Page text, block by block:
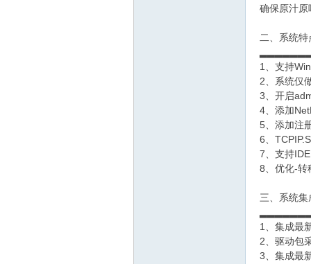
确保原汁原
二、系统特
1、支持
2、系统仅
3、开启
4、添加
5、添加注
6、
7、支持
8、优化-转
三、系统集
1、集成最
2、驱动包
3、集成最